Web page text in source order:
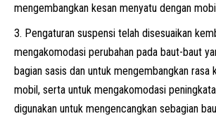
mengembangkan kesan menyatu dengan
Pengaturan suspensi telah disesuaikan
mengakomodasi perubahan pada baut-baut
bagian sasis dan untuk mengembangkan rasa
mobil, serta untuk mengakomodasi
digunakan untuk mengencangkan sebagian